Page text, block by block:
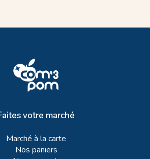
votre marché
Marché à la carte
Nos paniers